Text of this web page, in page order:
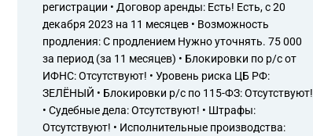
регистрации • Договор аренды: Есть! Есть, с 20
декабря 2023 на 11 месяцев • Возможность
продления: С продлением Нужно уточнять. 75 000
за период (за 11 месяцев) • Блокировки по р/с от
ИФНС: Отсутствуют! • Уровень риска ЦБ РФ:
ЗЕЛЁНЫЙ • Блокировки р/с по 115-ФЗ: Отсутствуют!
• Судебные дела: Отсутствуют! • Штрафы:
Отсутствуют! • Исполнительные производства: